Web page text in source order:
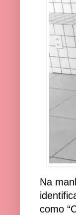
Na
como